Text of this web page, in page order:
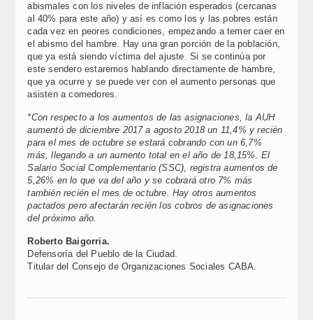
abismales con los niveles de inflación esperados (cercanas
al 40% para este año) y así es como los y las pobres están
cada vez en peores condiciones, empezando a temer caer en
el abismo del hambre. Hay una gran porción de la población,
que ya está siendo víctima del ajuste. Si se continúa por
este sendero estaremos hablando directamente de hambre,
que ya ocurre y se puede ver con el aumento personas que
asisten a comedores.
*Con respecto a los aumentos de las asignaciones, la AUH
aumentó de diciembre 2017 a agosto 2018 un 11,4% y recién
para el mes de octubre se estará cobrando con un 6,7%
más, llegando a un aumento total en el año de 18,15%. El
Salario Social Complementario (SSC), registra aumentos de
5,26% en lo que va del año y se cobrará otro 7% más
también recién el mes de octubre. Hay otros aumentos
pactados pero afectarán recién los cobros de asignaciones
del próximo año.
Roberto Baigorria.
Defensoría del Pueblo de la Ciudad.
Titular del Consejo de Organizaciones Sociales CABA.